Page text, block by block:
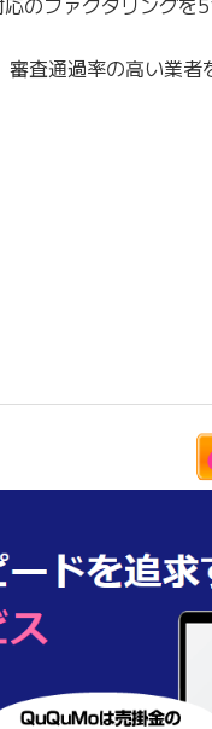
査通過率の高い業者